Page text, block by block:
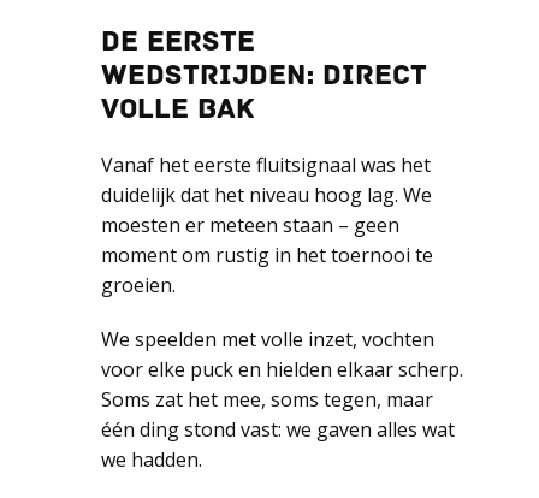
DE EERSTE
WEDSTRIJDEN: DIRECT
VOLLE BAK
Vanaf het eerste fluitsignaal was het
duidelijk dat het niveau hoog lag. We
moesten er meteen staan – geen
moment om rustig in het toernooi te
groeien.
We speelden met volle inzet, vochten
voor elke puck en hielden elkaar scherp.
Soms zat het mee, soms tegen, maar
één ding stond vast: we gaven alles wat
we hadden.